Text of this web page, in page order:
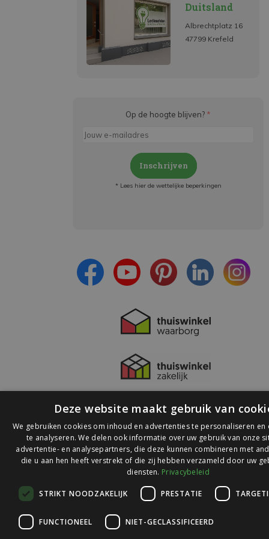
Duitsland
Albrechtplatz 16
47799 Krefeld
Op de hoogte blijven? *
Inschrijven
* Lees hier de wettelijke beperkingen
© 2026 Ledlichtdiscounter.nl
op
Webwinkelkeur
Deze website maakt gebruik van
We gebruiken cookies om inhoud en advertenties te personaliseren en
te analyseren. We delen ook informatie over uw gebruik van onze
advertentie- en analysepartners, die deze kunnen combineren met
die u aan hen heeft verstrekt of die zij hebben verzameld door uw
diensten. Privacybeleid
STRIKT NOODZAKELIJK PRESTATIE
FUNCTIONEEL NIET-GECLASSIFICEERD